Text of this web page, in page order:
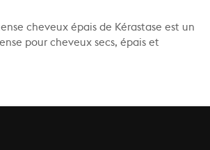
cheveux épais de Kérastase est un
pour cheveux secs, épais et